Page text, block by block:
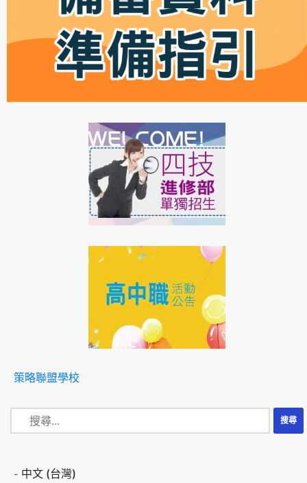
策略聯盟學校
中文 (台灣)